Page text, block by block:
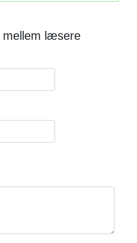
mellem læsere